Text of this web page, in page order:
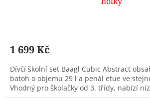
1 699 Kč
Dívčí školní set Baagl Cubic Abstract
batoh o objemu 29 l a penál etue ve
Vhodný pro školačky od 3. třídy, nabízí